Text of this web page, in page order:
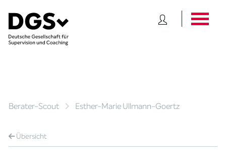
Berater-Scout Esther-Marie Ullmann-Goertz
Übersicht